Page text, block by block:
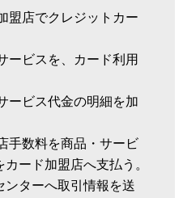
盟店でクレジットカー
ービスを、カード利用
ービス代金の明細を加
手数料を商品・サービ
ード加盟店へ支払う。
ンターへ取引情報を送